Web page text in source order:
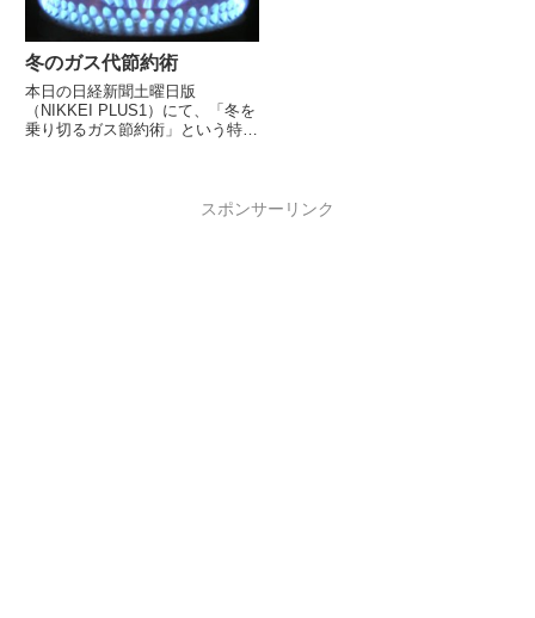
冬のガス代節約術
本日の日経新聞土曜日版
（NIKKEI PLUS1）にて、「冬を
乗り切るガス節約術」という特集
スポンサーリンク